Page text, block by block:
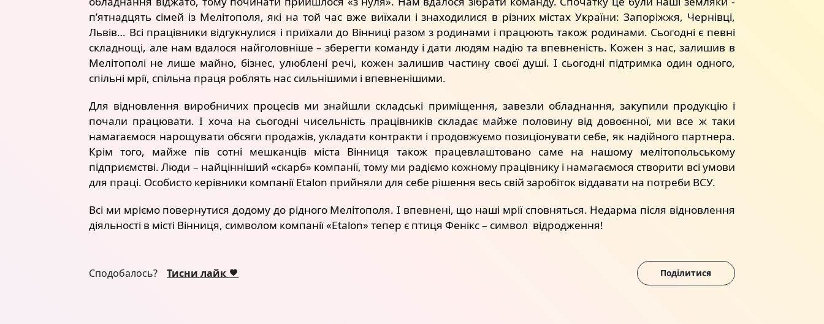
п’ятнадцять сімей із Мелітополя, які на той час вже виїхали і знаходилися в різних містах України: Запоріжжя, Чернівці,
Львів… Всі працівники відгукнулися і приїхали до Вінниці разом з родинами і працюють також родинами. Сьогодні є певні
складнощі, але нам вдалося найголовніше – зберегти команду і дати людям надію та впевненість. Кожен з нас, залишив в
Мелітополі не лише майно, бізнес, улюблені речі, кожен залишив частину своєї душі. І сьогодні підтримка один одного,
спільні мрії, спільна праця роблять нас сильнішими і впевненішими.
Для відновлення виробничих процесів ми знайшли складські приміщення, завезли обладнання, закупили продукцію і
почали працювати. І хоча на сьогодні чисельність працівників складає майже половину від довоєнної, ми все ж таки
намагаємося нарощувати обсяги продажів, укладати контракти і продовжуємо позиціонувати себе, як надійного партнера.
Крім того, майже пів сотні мешканців міста Вінниця також працевлаштовано саме на нашому мелітопольському
підприємстві. Люди – найцінніший «скарб» компанії, тому ми радіємо кожному працівнику і намагаємося створити всі умови
для праці. Особисто керівники компанії Etalon прийняли для себе рішення весь свій заробіток віддавати на потреби ВСУ.
Всі ми мріємо повернутися додому до рідного Мелітополя. І впевнені, що наші мрії сповняться. Недарма після відновлення
діяльності в місті Вінниця, символом компанії «Etalon» тепер є птиця Фенікс – символ відродження!
Сподобалось? Тисни лайк Поділитися